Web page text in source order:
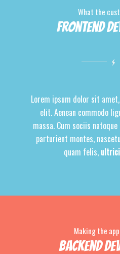
What the
Frontend
Lorem ipsum dolor sit
elit. Aenean commodo
massa. Cum sociis
parturient montes,
quam felis,
Making the
Backend